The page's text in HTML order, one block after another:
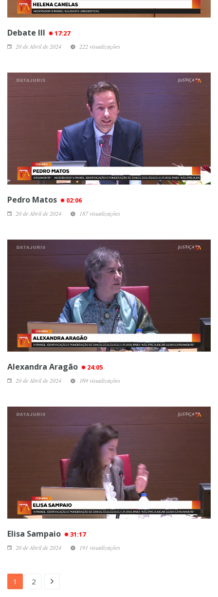
Debate III 17:27
20 de Abril de 2024 222 visualizações
Pedro Matos 02:06
20 de Abril de 2024 187 visualizações
Alexandra Aragão 24:05
20 de Abril de 2024 169 visualizações
Elisa Sampaio 31:17
20 de Abril de 2024 191 visualizações
1 2